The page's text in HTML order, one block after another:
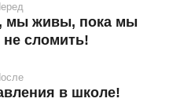
мы живы, пока мы
сломить!
в школе!